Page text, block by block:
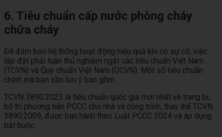
6. Tiêu chuẩn cấp nước phòng cháy
chữa cháy
Để đảm bảo hệ thống hoạt động hiệu quả khi có sự cố, việc
lắp đặt phải tuân thủ nghiêm ngặt các tiêu chuẩn Việt Nam
(TCVN) và Quy chuẩn Việt Nam (QCVN). Một số tiêu chuẩn
chính mà bạn cần lưu ý bao gồm:
TCVN 3890:2023 là tiêu chuẩn quốc gia mới nhất về trang bị,
bố trí phương tiện PCCC cho nhà và công trình, thay thế TCVN
3890:2009, được ban hành theo Luật PCCC 2024 và áp dụng
bắt buộc.